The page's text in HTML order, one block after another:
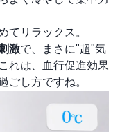
てリラックス。
激で、まさに"超"気
れは、血行促進効果
ごし方ですね。